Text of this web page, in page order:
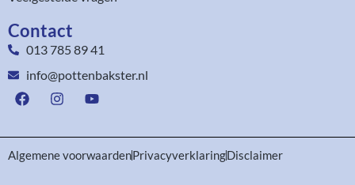
Contact
013 785 89 41
info@pottenbakster.nl
Algemene voorwaardenPrivacyverklaringDisclaimer